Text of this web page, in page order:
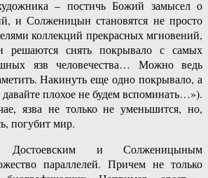
– постичь Божий замысел о
и Солженицын становятся не просто
коллекций прекрасных мгновений,
решаются снять покрывало с самых
язв человечества… Можно ведь
Накинуть еще одно покрывало, а
плохое не будем вспоминать…»).
язва не только не уменьшится, но,
погубит мир.
и Солженицыным
параллелей. Причем не только